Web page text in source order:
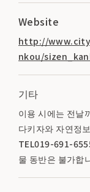
Website
http://
nkou/
기타
이용 시에는 전날
다키자와 자연정
TEL019-691-
물 동반은 불가합